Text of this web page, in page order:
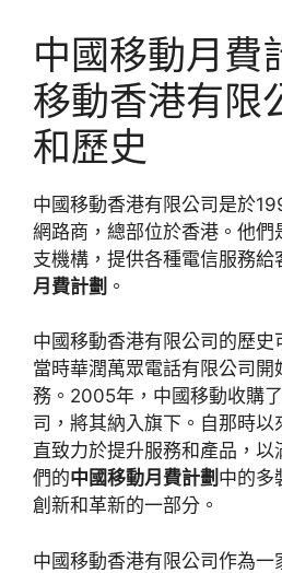
中國移動月費
移動香港有限
和歷史
中國移動香港有限公司是於
網路商，總部位於香港。他們
支機構，提供各種電信服務給
月費計劃 。
中國移動香港有限公司的歷史
當時華潤萬眾電話有限公司開
務。2005年，中國移動收購
司，將其納入旗下。自那時
直致力於提升服務和產品，
們的中國移動月費計劃 中的多
創新和革新的一部分。
中國移動香港有限公司作為一